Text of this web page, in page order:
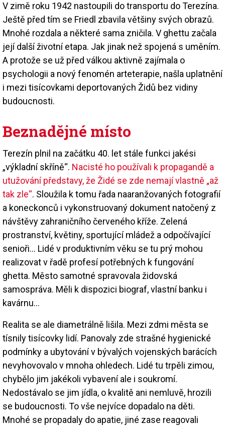
V zimě roku 1942 nastoupili do transportu do Terezína.
Ještě před tím se Friedl zbavila většiny svých obrazů.
Mnohé rozdala a některé sama zničila. V ghettu začala
její další životní etapa. Jak jinak než spojená s uměním.
A protože se už před válkou aktivně zajímala o
psychologii a nový fenomén arteterapie, našla uplatnění
i mezi tisícovkami deportovaných Židů bez vidiny
budoucnosti.
Beznadějné místo
Terezín plnil na začátku 40. let stále funkci jakési
„výkladní skříně“. Nacisté ho používali k propagandě a
utužování představy, že Židé se zde nemají vlastně „až
tak zle“. Sloužila k tomu řada naaranžovaných fotografií
a koneckonců i vykonstruovaný dokument natočený z
návštěvy zahraničního červeného kříže. Zelená
prostranství, květiny, sportující mládež a odpočívající
senioři… Lidé v produktivním věku se tu prý mohou
realizovat v řadě profesí potřebných k fungování
ghetta. Město samotné spravovala židovská
samospráva. Měli k dispozici biograf, vlastní banku i
kavárnu…
Realita se ale diametrálně lišila. Mezi zdmi města se
tísnily tisícovky lidí. Panovaly zde strašné hygienické
podmínky a ubytování v bývalých vojenských barácích
nevyhovovalo v mnoha ohledech. Lidé tu trpěli zimou,
chybělo jim jakékoli vybavení ale i soukromí.
Nedostávalo se jim jídla, o kvalitě ani nemluvě, hrozili
se budoucnosti. To vše nejvíce dopadalo na děti.
Mnohé se propadaly do apatie, jiné zase reagovali